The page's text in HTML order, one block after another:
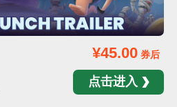
¥45.00券后
点击进入